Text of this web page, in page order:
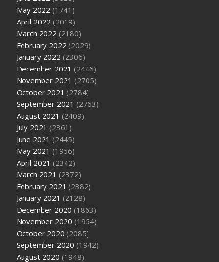
May 2022 (1741)
April 2022 (2019)
March 2022 (2180)
February 2022 (2029)
January 2022 (2306)
December 2021 (2446)
November 2021 (2705)
October 2021 (2784)
September 2021 (2763)
August 2021 (2409)
July 2021 (2361)
June 2021 (2445)
May 2021 (1956)
April 2021 (2342)
March 2021 (2372)
February 2021 (2382)
January 2021 (2128)
December 2020 (1863)
November 2020 (1954)
October 2020 (2085)
September 2020 (1942)
August 2020 (1948)